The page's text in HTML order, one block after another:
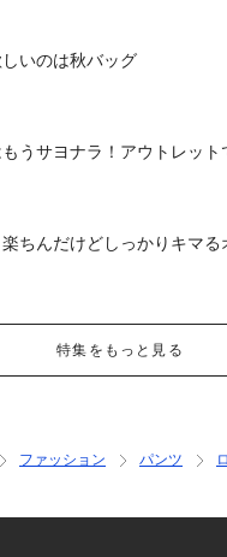
いのは秋バッグ
うサヨナラ！アウトレット
ちんだけどしっかりキマ
特集をもっと見る
ファッション パンツ